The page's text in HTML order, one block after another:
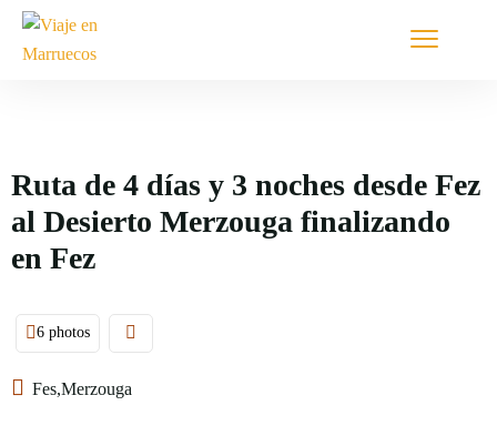
Ruta de 4 días y 3 noches desde Fez
al Desierto Merzouga finalizando
en Fez
6 photos
Fes,Merzouga